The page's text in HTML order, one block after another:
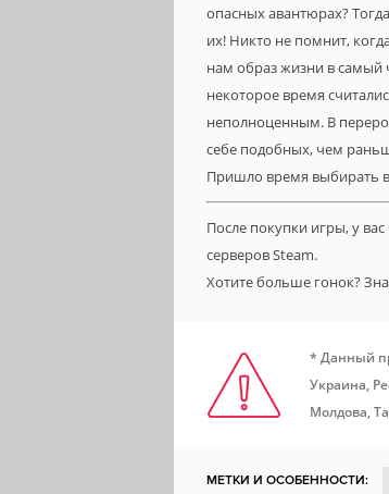
опасных авантюрах?
их! Никто не помнит,
нам образ жизни в самый
некоторое время
неполноценным. В
себе подобных, чем
Пришло время выбирать
После покупки игры, у
серверов Steam.
Хотите больше гонок?
* Данный
Украина,
Молдова,
МЕТКИ И ОСОБЕННОСТИ: